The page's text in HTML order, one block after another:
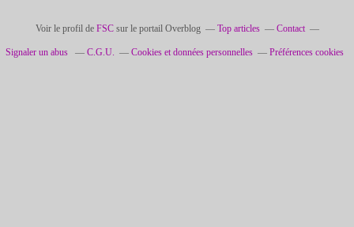
Voir le profil de FSCsur le portail Overblog Top articles Contact
Signaler un abus C.G.U. Cookies et données personnelles Préférences cookies